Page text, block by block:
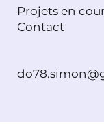
Projets en
Contact